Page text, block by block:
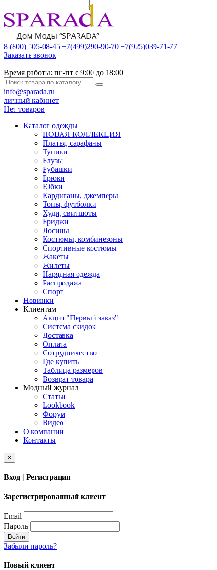
8 (800) 505-08-45 +7(499)290-90-70 +7(925)039-71-77
Заказать звонок
Время работы: пн-пт с 9:00 до 18:00
info@sparada.ru
личный кабинет
Нет товаров
Каталог одежды
НОВАЯ КОЛЛЕКЦИЯ
Платья, сарафаны
Туники
Блузы
Рубашки
Брюки
Юбки
Кардиганы, джемперы
Топы, футболки
Худи, свитшоты
Бриджи
Лосины
Костюмы, комбинезоны
Спортивные костюмы
Жакеты
Жилеты
Нарядная одежда
Распродажа
Спорт
Новинки
Клиентам
Акция "Первый заказ"
Система скидок
Доставка
Оплата
Сотрудничество
Где купить
Таблица размеров
Возврат товара
Модный журнал
Статьи
Lookbook
Форум
Видео
О компании
Контакты
×
Вход | Регистрация
Зарегистрированный клиент
Email
Пароль
Войти
Забыли пароль?
Новый клиент